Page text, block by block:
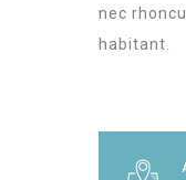
nec
habitant.